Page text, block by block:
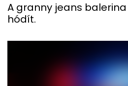
A granny jeans
hódít.